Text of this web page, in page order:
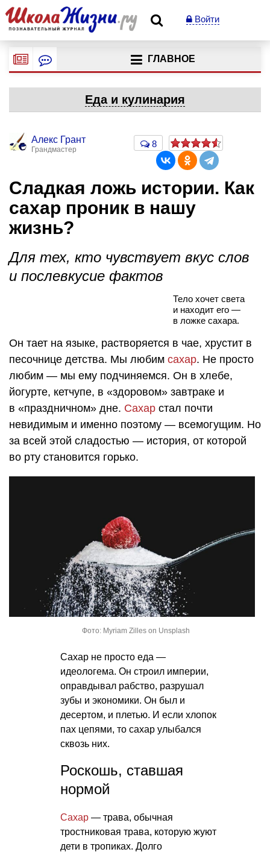
Войти
ГЛАВНОЕ
Еда и кулинария
Алекс Грант
Грандмастер
8
Сладкая ложь истории. Как
сахар проник в нашу
жизнь?
Для тех, кто чувствует вкус слов
и послевкусие фактов
Тело хочет света
и находит его —
в ложке сахара.
Он тает на языке, растворяется в чае, хрустит в
песочнице детства. Мы любим сахар. Не просто
любим — мы ему подчиняемся. Он в хлебе,
йогурте, кетчупе, в «здоровом» завтраке и
в «праздничном» дне. Сахар стал почти
невидимым и именно поэтому — всемогущим. Но
за всей этой сладостью — история, от которой
во рту становится горько.
Фото: Myriam Zilles on Unsplash
Сахар не просто еда —
идеологема. Он строил империи,
оправдывал рабство, разрушал
зубы и экономики. Он был и
десертом, и плетью. И если хлопок
пах цепями, то сахар улыбался
сквозь них.
Роскошь, ставшая
нормой
Сахар — трава, обычная
тростниковая трава, которую жуют
дети в тропиках. Долго